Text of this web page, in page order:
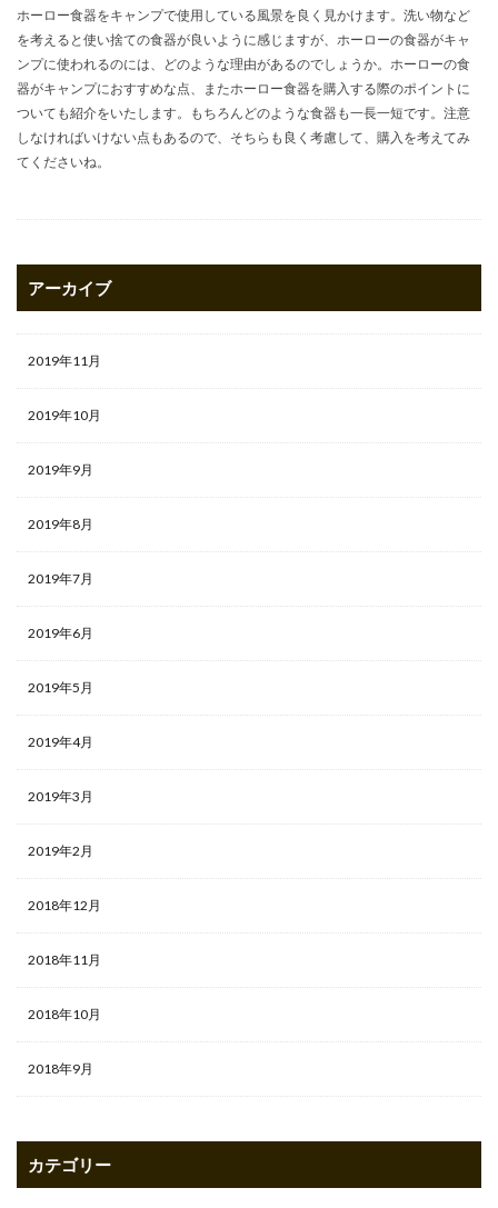
ホーロー食器をキャンプで使用している風景を良く見かけます。洗い物など
を考えると使い捨ての食器が良いように感じますが、ホーローの食器がキャ
ンプに使われるのには、どのような理由があるのでしょうか。ホーローの食
器がキャンプにおすすめな点、またホーロー食器を購入する際のポイントに
ついても紹介をいたします。もちろんどのような食器も一長一短です。注意
しなければいけない点もあるので、そちらも良く考慮して、購入を考えてみ
てくださいね。
アーカイブ
2019年11月
2019年10月
2019年9月
2019年8月
2019年7月
2019年6月
2019年5月
2019年4月
2019年3月
2019年2月
2018年12月
2018年11月
2018年10月
2018年9月
カテゴリー